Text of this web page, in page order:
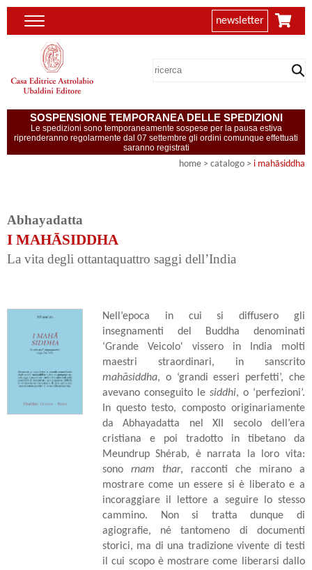
newsletter
SOSPENSIONE TEMPORANEA DELLE SPEDIZIONI
Le spedizioni sono temporaneamente sospese per la pausa estiva
riprenderanno regolarmente dal 07 settembre gli ordini comunque effettuati
saranno registrati
home > catalogo > i mahāsiddha
Abhayadatta
I MAHĀSIDDHA
La vita degli ottantaquattro saggi dell’India
Nell’epoca in cui si diffusero gli
insegnamenti del Buddha denominati
‘Grande Veicolo' vissero in India molti
maestri straordinari, in sanscrito
mahāsiddha, o ‘grandi esseri perfetti’, che
avevano conseguito le siddhi, o ‘perfezioni’.
In questo testo, composto originariamente
da Abhayadatta nel XII secolo dell’era
cristiana e poi tradotto in tibetano da
Meundrup Shérab, è narrata la loro vita:
sono rnam thar, racconti che mirano a
mostrare come un essere si è liberato e a
incoraggiare il lettore a seguire lo stesso
cammino. Non si tratta dunque di
agiografie, né tantomeno di documenti
storici, ma di una tradizione vivente di testi
il cui scopo è mostrare come liberarsi dallo